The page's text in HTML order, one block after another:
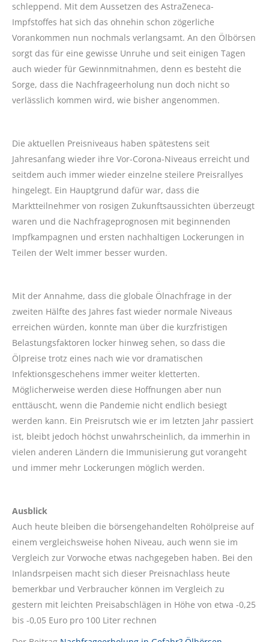
schleppend. Mit dem Aussetzen des AstraZeneca-
Impfstoffes hat sich das ohnehin schon zögerliche
Vorankommen nun nochmals verlangsamt. An den Ölbörsen
sorgt das für eine gewisse Unruhe und seit einigen Tagen
auch wieder für Gewinnmitnahmen, denn es besteht die
Sorge, dass die Nachfrageerholung nun doch nicht so
verlässlich kommen wird, wie bisher angenommen.
Die aktuellen Preisniveaus haben spätestens seit
Jahresanfang wieder ihre Vor-Corona-Niveaus erreicht und
seitdem auch immer wieder einzelne steilere Preisrallyes
hingelegt. Ein Hauptgrund dafür war, dass die
Marktteilnehmer von rosigen Zukunftsaussichten überzeugt
waren und die Nachfrageprognosen mit beginnenden
Impfkampagnen und ersten nachhaltigen Lockerungen in
Teilen der Welt immer besser wurden.
Mit der Annahme, dass die globale Ölnachfrage in der
zweiten Hälfte des Jahres fast wieder normale Niveaus
erreichen würden, konnte man über die kurzfristigen
Belastungsfaktoren locker hinweg sehen, so dass die
Ölpreise trotz eines nach wie vor dramatischen
Infektionsgeschehens immer weiter kletterten.
Möglicherweise werden diese Hoffnungen aber nun
enttäuscht, wenn die Pandemie nicht endlich besiegt
werden kann. Ein Preisrutsch wie er im letzten Jahr passiert
ist, bleibt jedoch höchst unwahrscheinlich, da immerhin in
vielen anderen Ländern die Immunisierung gut vorangeht
und immer mehr Lockerungen möglich werden.
Ausblick
Auch heute bleiben die börsengehandelten Rohölpreise auf
einem vergleichsweise hohen Niveau, auch wenn sie im
Vergleich zur Vorwoche etwas nachgegeben haben. Bei den
Inlandsrpeisen macht sich dieser Preisnachlass heute
bemerkbar und Verbraucher können im Vergleich zu
gestern mit leichten Preisabschlägen in Höhe von etwa -0,25
bis -0,05 Euro pro 100 Liter rechnen